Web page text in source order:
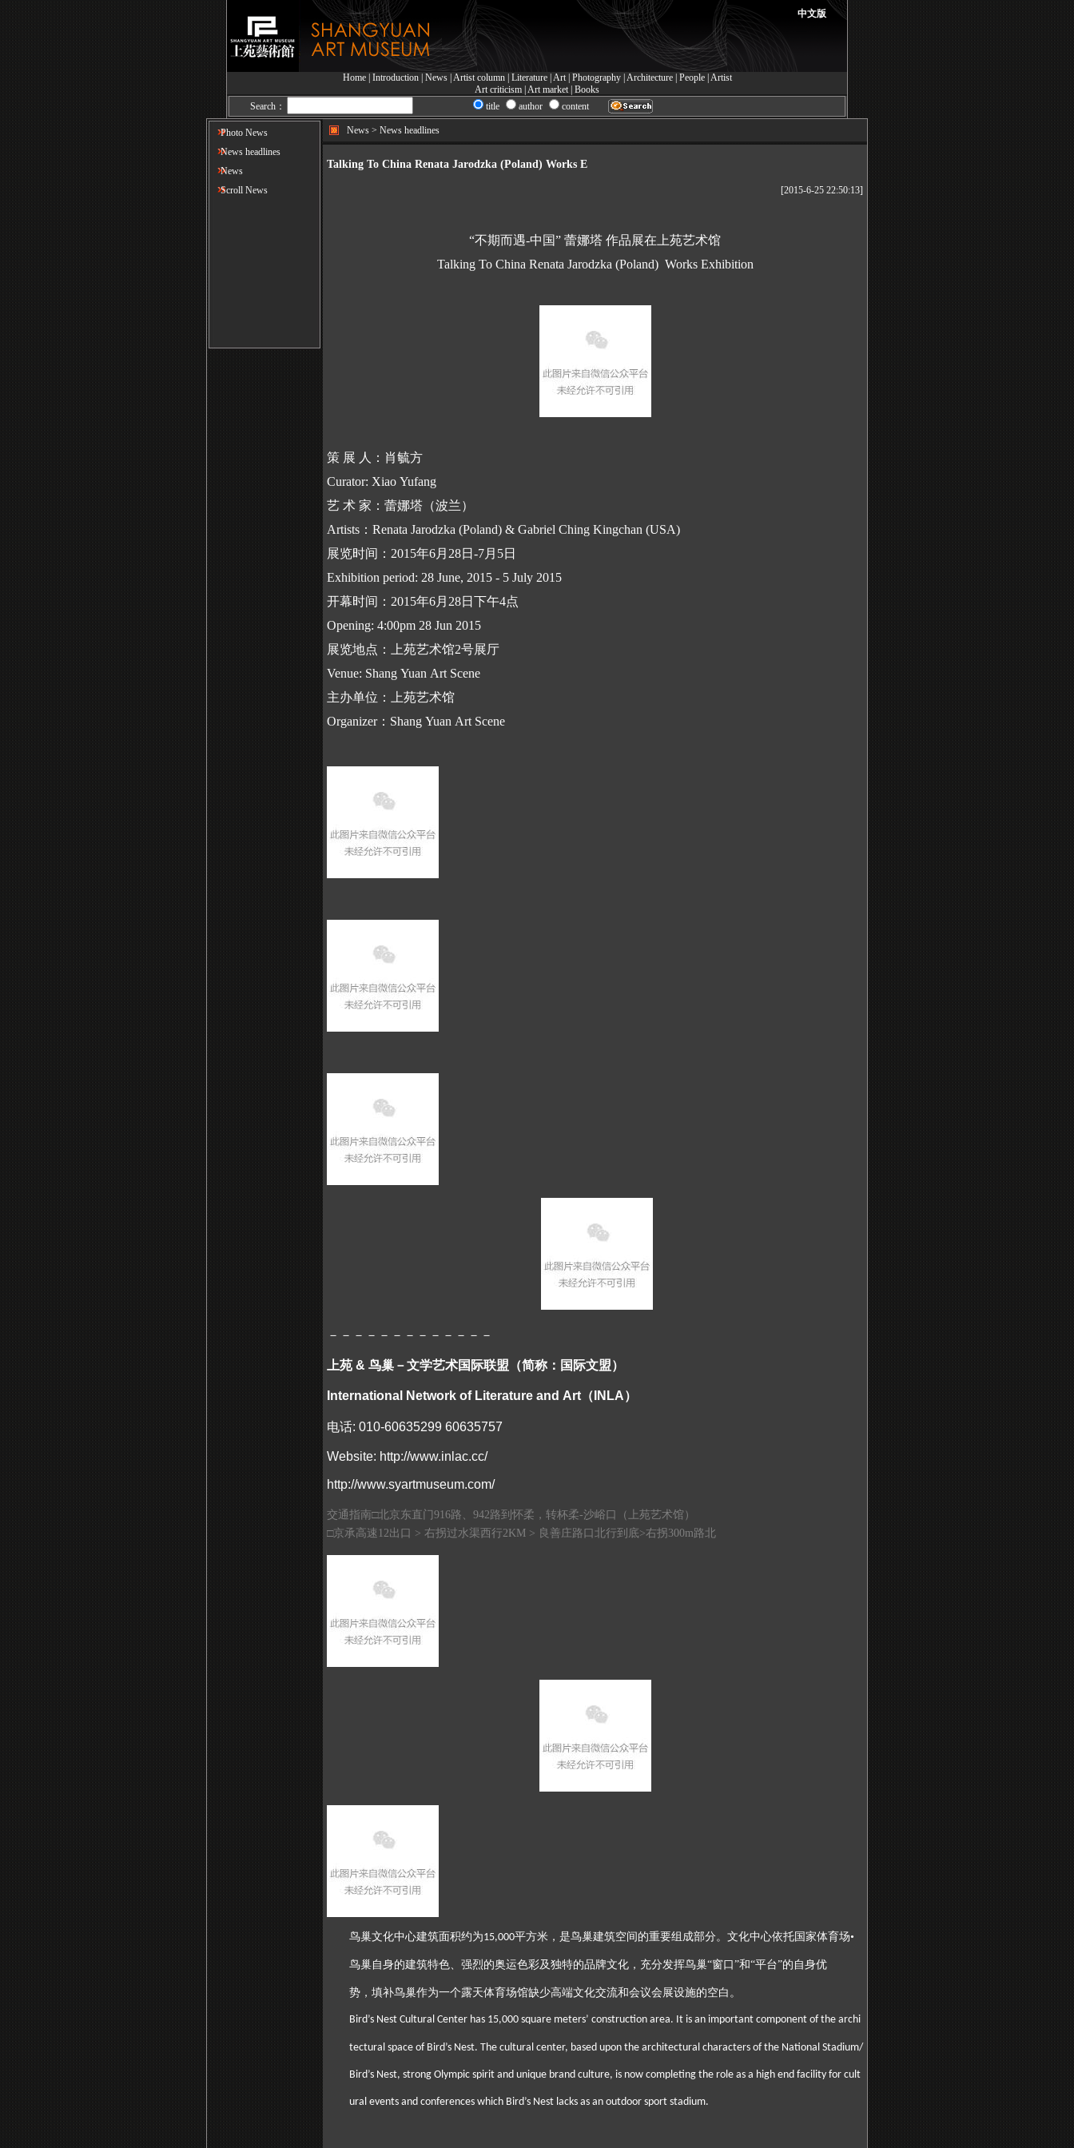
中文版
Home| Introduction News| Artist column| Literature| Art| Photography| Architecture| People| Artist
Art criticism Art market Books
Search：
title author content
Photo News
News headlines
News
Scroll News
News > News headlines
Talking To China Renata Jarodzka (Poland) Works E
[2015-6-25 22:50:13]
“不期而遇-中国” 蕾娜塔 作品展在上苑艺术馆
Talking To China Renata Jarodzka (Poland) Works Exhibition
策 展 人：肖毓方
Curator: Xiao Yufang
艺 术 家：蕾娜塔（波兰）
Artists：Renata Jarodzka (Poland) & Gabriel Ching Kingchan (USA)
展览时间：2015年6月28日-7月5日
Exhibition period: 28 June, 2015 - 5 July 2015
开幕时间：2015年6月28日下午4点
Opening: 4:00pm 28 Jun 2015
展览地点：上苑艺术馆2号展厅
Venue: Shang Yuan Art Scene
主办单位：上苑艺术馆
Organizer：Shang Yuan Art Scene
－－－－－－－－－－－－－
上苑 & 鸟巢－文学艺术国际联盟（简称：国际文盟）
International Network of Literature and Art （INLA）
电话: 010-60635299 60635757
Website: http://www.inlac.cc/
http://www.syartmuseum.com/
交通指南□北京东直门916路、942路到怀柔，转杯柔-沙峪口（上苑艺术馆）
□京承高速12出口 > 右拐过水渠西行2KM > 良善庄路口北行到底>右拐300m路北
鸟巢文化中心建筑面积约为15,000平方米，是鸟巢建筑空间的重要组成部分。文化中心依托国家体育场•
鸟巢自身的建筑特色、强烈的奥运色彩及独特的品牌文化，充分发挥鸟巢“窗口”和“平台”的自身优
势，填补鸟巢作为一个露天体育场馆缺少高端文化交流和会议会展设施的空白。
Bird’s Nest Cultural Center has 15,000 square meters’ construction area. It is an important component of the archi
tectural space of Bird’s Nest. The cultural center, based upon the architectural characters of the National Stadium/
Bird’s Nest, strong Olympic spirit and unique brand culture, is now completing the role as a high end facility for cult
ural events and conferences which Bird’s Nest lacks as an outdoor sport stadium.